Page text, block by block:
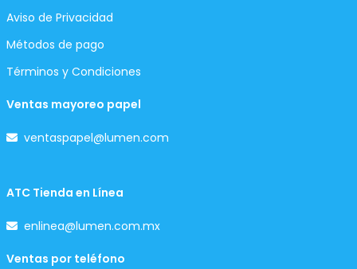
Aviso de Privacidad
Métodos de pago
Términos y Condiciones
Ventas mayoreo papel
ventaspapel@lumen.com
ATC Tienda en Línea
enlinea@lumen.com.mx
Ventas por teléfono